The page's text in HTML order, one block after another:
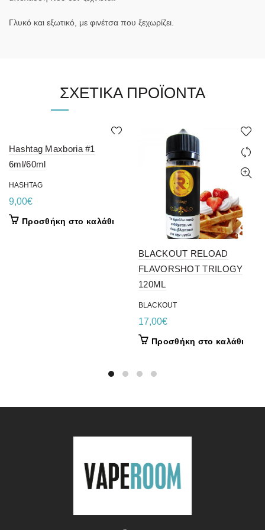
Γλυκό και εξωτικό, με φινέτσα που ξεχωρίζει.
ΣΧΕΤΙΚΆ ΠΡΟΪΌΝΤΑ
Hashtag Maxboria #1
6ml/60ml
HASHTAG
9,00€
Προσθήκη στο καλάθι
BLACKOUT RELOAD
FLAVORSHOT TRILOGY
120ML
BLACKOUT
17,00€
Προσθήκη στο καλάθι